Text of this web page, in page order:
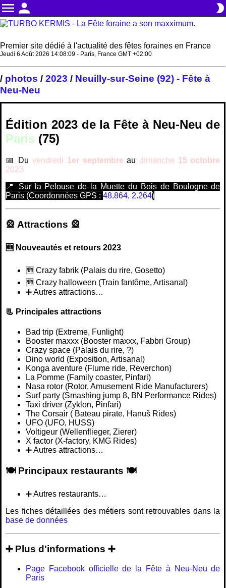
menu person brightness_2
Premier site dédié à l'actualité des fêtes foraines en France
Jeudi 6 Août 2026 14:08:09 - Paris, France GMT +02:00
/ photos / 2023 / Neuilly-sur-Seine (92) - Fête à
Neu-Neu
Édition 2023 de la Fête à Neu-Neu de
Paris (75)
📅 Duvendredi 1er septembre au dimanche 15 octobre
2023
📍 Sur la Pelouse de la Muette du Bois de Boulogne de
Paris (Coordonnées GPS : 48.864, 2.264)
🎡 Attractions 🎡
🆕 Nouveautés et retours 2023
🆕️ Crazy fabrik (Palais du rire, Gosetto)
🆕️ Crazy halloween (Train fantôme, Artisanal)
➕ Autres attractions…
📃 Principales attractions
Bad trip (Extreme, Funlight)
Booster maxxx (Booster maxxx, Fabbri Group)
Crazy space (Palais du rire, ?)
Dino world (Exposition, Artisanal)
Konga aventure (Flume ride, Reverchon)
La Pomme (Family coaster, Pinfari)
Nasa rotor (Rotor, Amusement Ride Manufacturers)
Surf party (Smashing jump 8, BN Performance Rides)
Taxi driver (Zyklon, Pinfari)
The Corsair ( Bateau pirate, Hanuš Rides)
UFO (UFO, HUSS)
Voltigeur (Wellenflieger, Zierer)
X factor (X-factory, KMG Rides)
➕ Autres attractions…
🍽️ Principaux restaurants 🍽️
➕ Autres restaurants…
Les fiches détaillées des métiers sont retrouvables dans la
base de données
➕ Plus d'informations ➕
Page Facebook officielle de la Fête à Neu-Neu de
Paris